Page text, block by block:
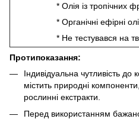
* Олія із тропічних
* Органічні ефірні
* Не тестувався на
Протипоказання:
Індивідуальна чутливість до
містить природні компоненти,
рослинні екстракти.
Перед використанням